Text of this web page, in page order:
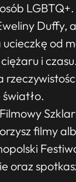
LGBTQ+.
Duffy,
od
i
filmy
oraz